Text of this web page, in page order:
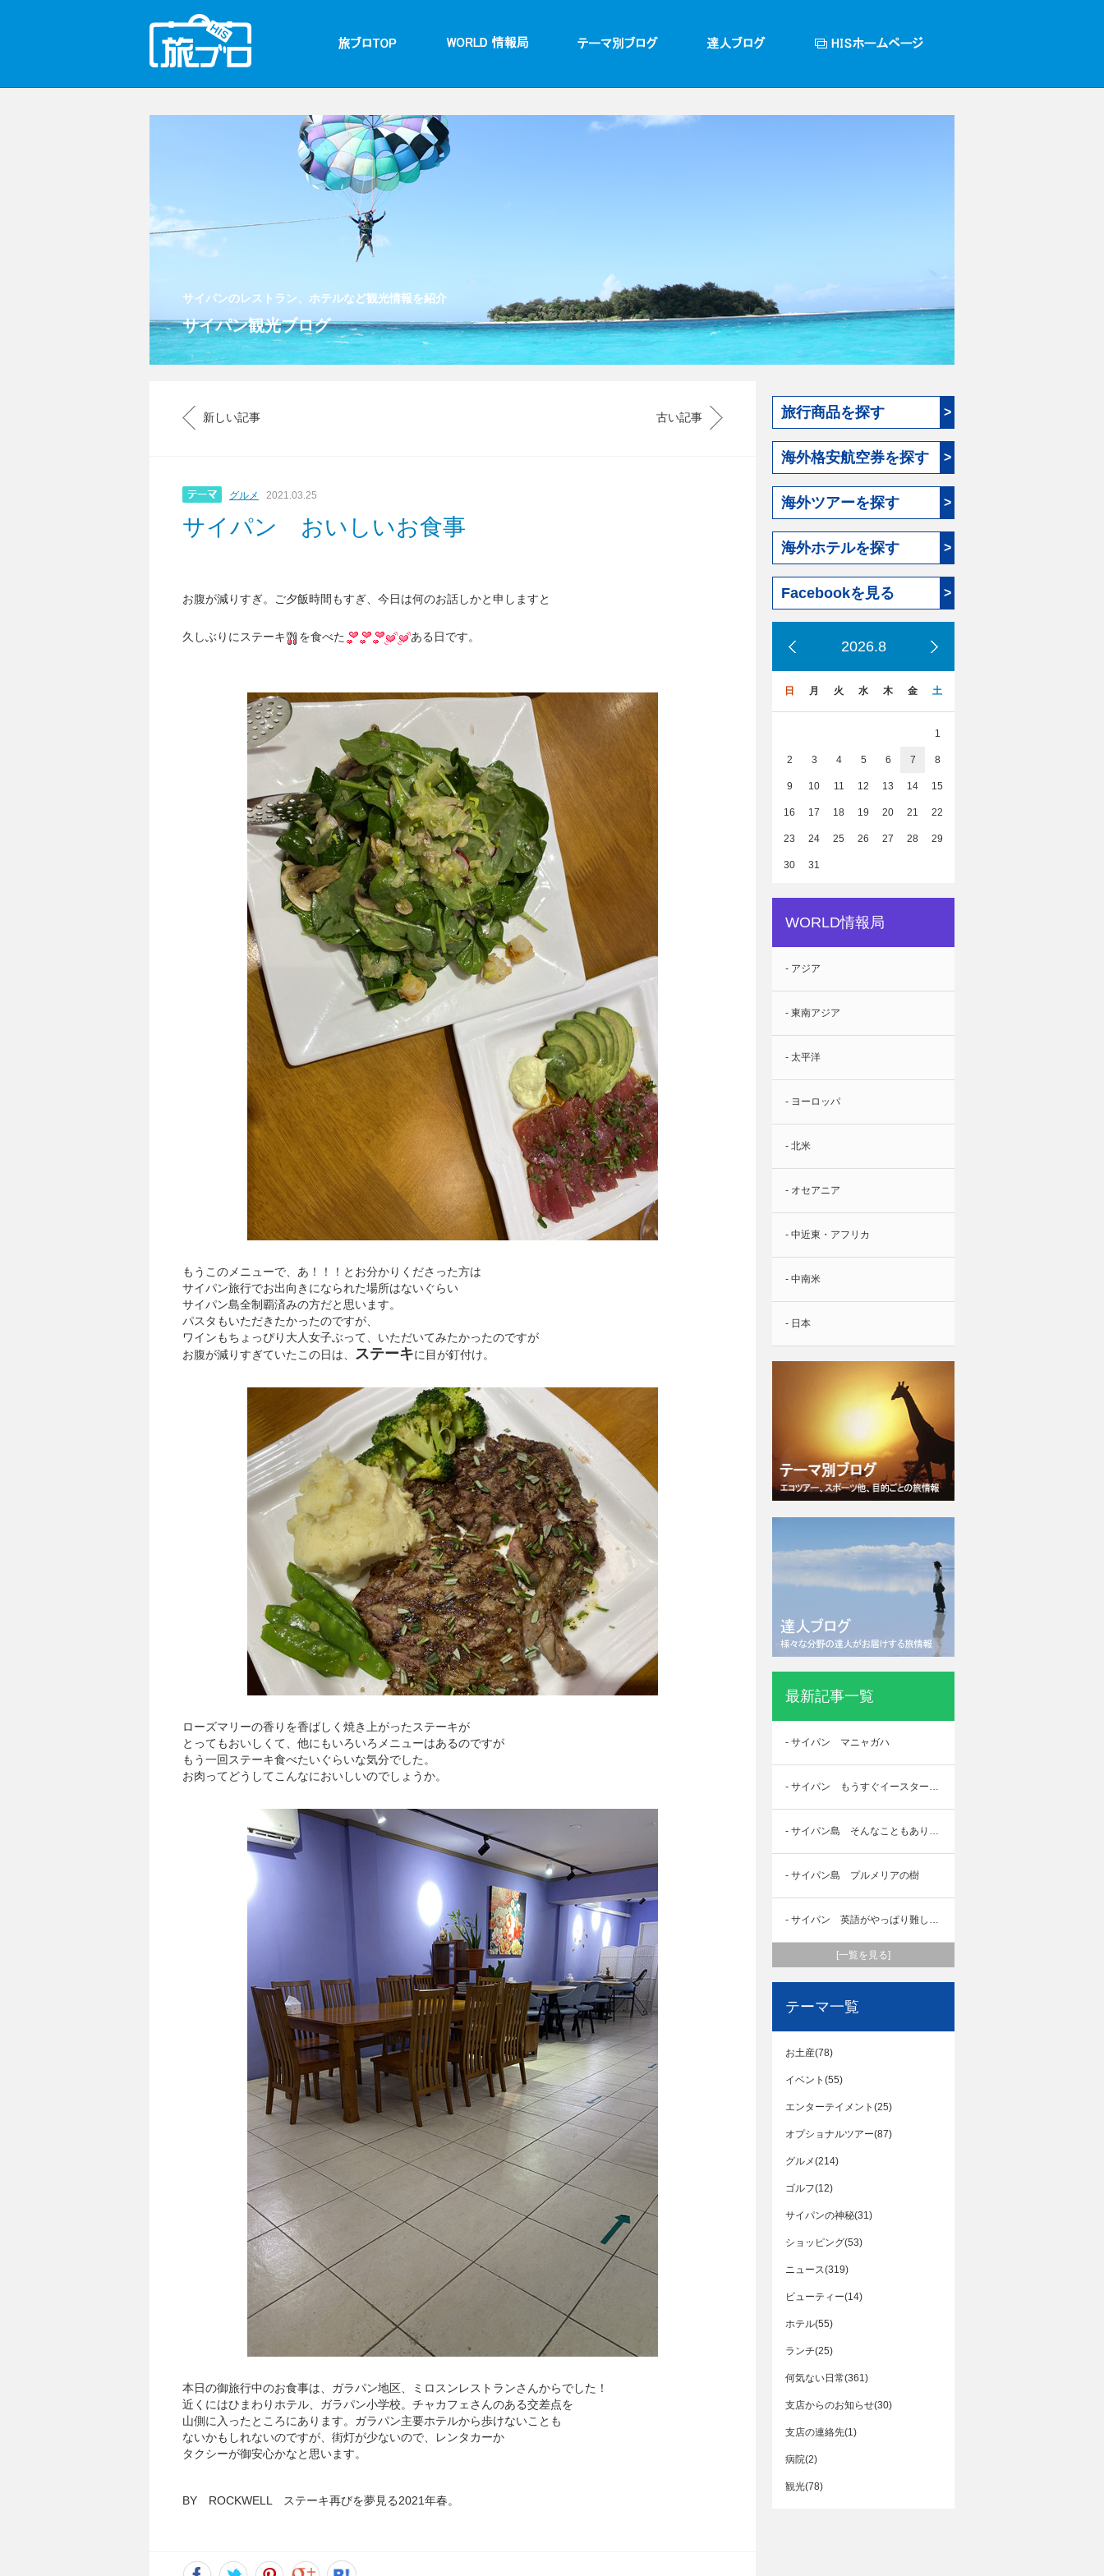
サイパンのレストラン、ホテルなど観光情報を紹介
サイパン観光ブログ
新しい記事 古い記事
グルメ 2021.03.25
サイパン おいしいお食事
お腹が減りすぎ。ご夕飯時間もすぎ、今日は何のお話しかと申しますと
久しぶりにステーキ を食べた ある日です。
もうこのメニューで、あ！！！とお分かりくださった方は
サイパン旅行でお出向きになられた場所はないぐらい
サイパン島全制覇済みの方だと思います。
パスタもいただきたかったのですが、
ワインもちょっぴり大人女子ぶって、いただいてみたかったのですが
お腹が減りすぎていたこの日は、 ステーキに目が釘付け。
ローズマリーの香りを香ばしく焼き上がったステーキが
とってもおいしくて、他にもいろいろメニューはあるのですが
もう一回ステーキ食べたいぐらいな気分でした。
お肉ってどうしてこんなにおいしいのでしょうか。
本日の御旅行中のお食事は、ガラパン地区、ミロスンレストランさんからでした！
近くにはひまわりホテル、ガラパン小学校。チャカフェさんのある交差点を
山側に入ったところにあります。ガラパン主要ホテルから歩けないことも
ないかもしれないのですが、街灯が少ないので、レンタカーか
タクシーが御安心かなと思います。
BY ROCKWELL ステーキ再びを夢見る2021年春。
旅行商品を探す >
海外格安航空券を探す >
海外ツアーを探す >
海外ホテルを探す >
Facebookを見る >
2026.8
日 月 火 水 木 金 土
1
2 3 4 5 6 7 8
9 10 11 12 13 14 15
16 17 18 19 20 21 22
23 24 25 26 27 28 29
30 31
WORLD情報局
- アジア
- 東南アジア
- 太平洋
- ヨーロッパ
- 北米
- オセアニア
- 中近東・アフリカ
- 中南米
- 日本
最新記事一覧
- サイパン マニャガハ
- サイパン もうすぐイースターサンデー
- サイパン島 そんなこともあり・・・
- サイパン島 プルメリアの樹
- サイパン 英語がやっぱり難しかったある日
[一覧を見る]
テーマ一覧
お土産(78)
イベント(55)
エンターテイメント(25)
オプショナルツアー(87)
グルメ(214)
ゴルフ(12)
サイパンの神秘(31)
ショッピング(53)
ニュース(319)
ビューティー(14)
ホテル(55)
ランチ(25)
何気ない日常(361)
支店からのお知らせ(30)
支店の連絡先(1)
病院(2)
観光(78)